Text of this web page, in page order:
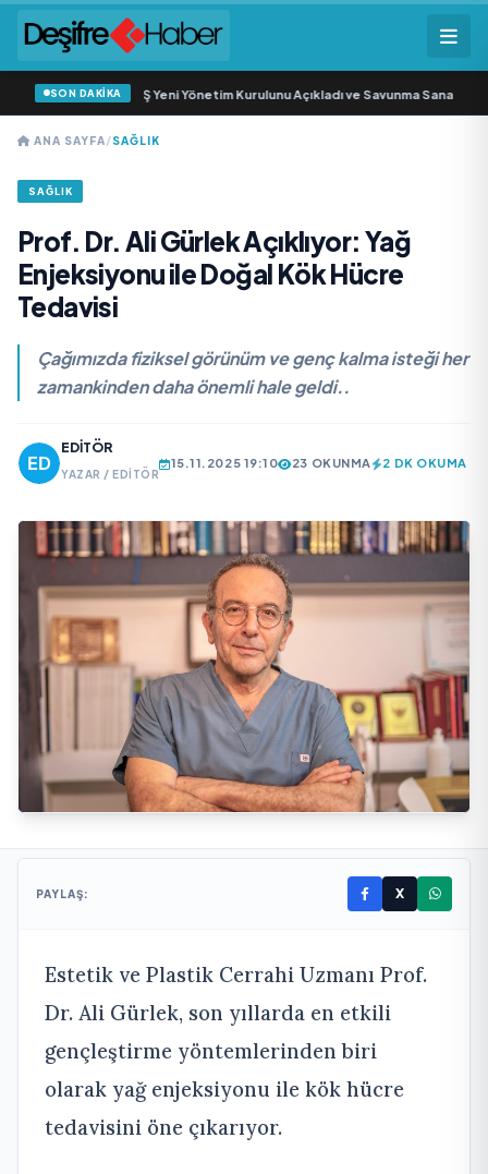
SON DAKİKA
Savunma Sanayi AŞ Yeni Yönetim Kurulunu Açıkladı ve Savunma Sanayinde
ANA SAYFA/SAĞLIK
SAĞLIK
Prof. Dr. Ali Gürlek Açıklıyor: Yağ
Enjeksiyonu ile Doğal Kök Hücre
Tedavisi
Çağımızda fiziksel görünüm ve genç kalma isteği her
zamankinden daha önemli hale geldi..
EDITÖR
YAZAR / EDITÖR
15.11.2025 19:10 23 OKUNMA 2 DK OKUMA
PAYLAŞ: X
Estetik ve Plastik Cerrahi Uzmanı Prof.
Dr. Ali Gürlek, son yıllarda en etkili
gençleştirme yöntemlerinden biri
olarak yağ enjeksiyonu ile kök hücre
tedavisini öne çıkarıyor.